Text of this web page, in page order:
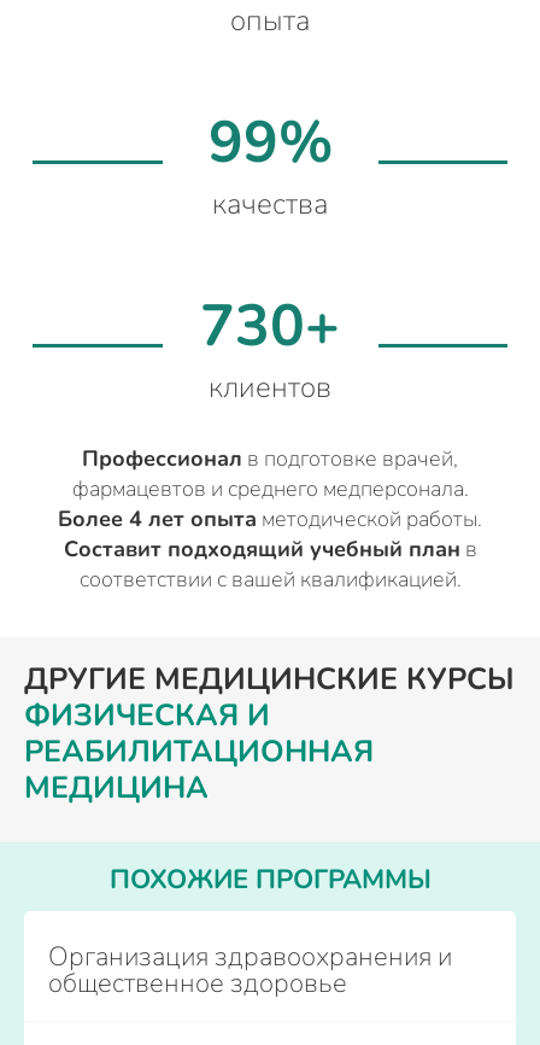
опыта
99%
качества
730+
клиентов
Профессионал в подготовке врачей,
фармацевтов и среднего медперсонала.
Более 4 лет опыта методической работы.
Составит подходящий учебный план в
соответствии с вашей квалификацией.
ДРУГИЕ МЕДИЦИНСКИЕ КУРСЫ
ФИЗИЧЕСКАЯ И
РЕАБИЛИТАЦИОННАЯ
МЕДИЦИНА
ПОХОЖИЕ ПРОГРАММЫ
Организация здравоохранения и
общественное здоровье